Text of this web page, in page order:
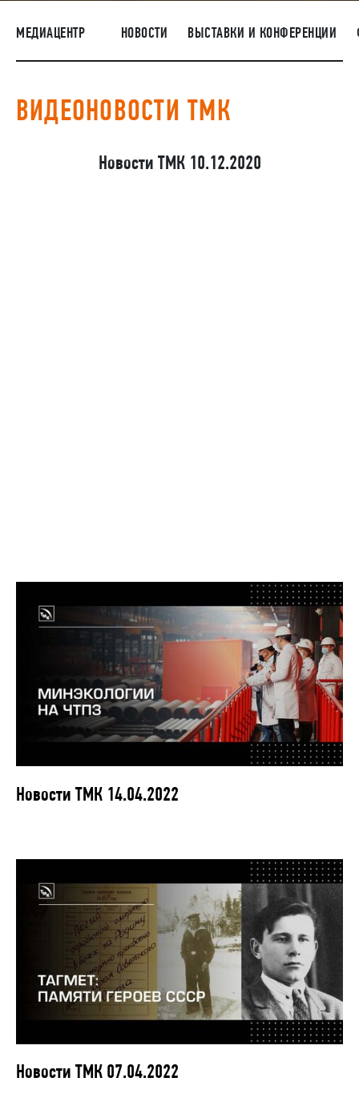
ПОСТАВЩИКАМ
R&D
КОРПОРАТИВНЫЙ УНИВЕРСИТЕТ TMK2U
МЕДИАЦЕНТР НОВОСТИ ВЫСТАВКИ И КОНФЕРЕНЦИИ
ВИДЕОНОВОСТИ ТМК
Новости ТМК 10.12.2020
Новости ТМК 14.04.2022
Новости ТМК 07.04.2022